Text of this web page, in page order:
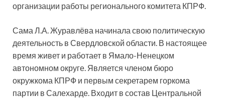
организации работы регионального комитета КПРФ.
Сама Л.А. Журавлёва начинала свою политическую
деятельность в Свердловской области. В настоящее
время живет и работает в Ямало-Ненецком
автономном округе. Является членом бюро
окружкома КПРФ и первым секретарем горкома
партии в Салехарде. Входит в состав Центральной